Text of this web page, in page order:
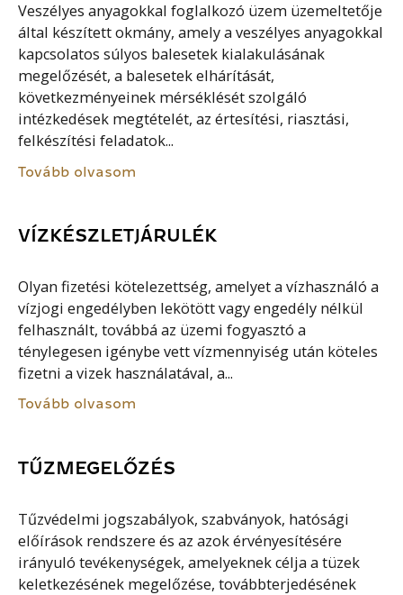
Veszélyes anyagokkal foglalkozó üzem üzemeltetője
által készített okmány, amely a veszélyes anyagokkal
kapcsolatos súlyos balesetek kialakulásának
megelőzését, a balesetek elhárítását,
következményeinek mérséklését szolgáló
intézkedések megtételét, az értesítési, riasztási,
felkészítési feladatok...
Tovább olvasom
VÍZKÉSZLETJÁRULÉK
Olyan fizetési kötelezettség, amelyet a vízhasználó a
vízjogi engedélyben lekötött vagy engedély nélkül
felhasznált, továbbá az üzemi fogyasztó a
ténylegesen igénybe vett vízmennyiség után köteles
fizetni a vizek használatával, a...
Tovább olvasom
TŰZMEGELŐZÉS
Tűzvédelmi jogszabályok, szabványok, hatósági
előírások rendszere és az azok érvényesítésére
irányuló tevékenységek, amelyeknek célja a tüzek
keletkezésének megelőzése, továbbterjedésének